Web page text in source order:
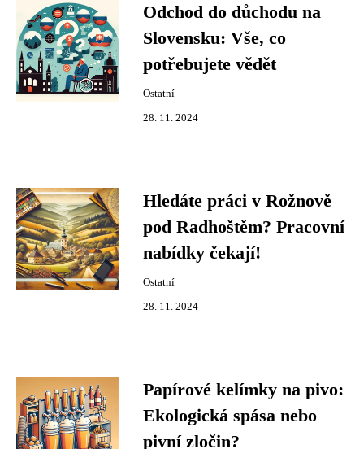
Odchod do důchodu na
Slovensku: Vše, co
potřebujete vědět
Ostatní
28. 11. 2024
Hledáte práci v Rožnově
pod Radhoštěm? Pracovní
nabídky čekají!
Ostatní
28. 11. 2024
Papírové kelímky na pivo:
Ekologická spása nebo
pivní zločin?